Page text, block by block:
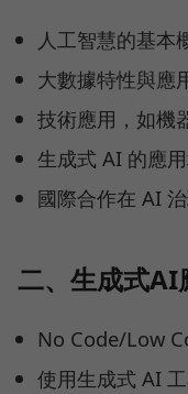
人工智慧的基本
大數據特性與應
技術應用，如機
生成式 AI 的應用
國際合作在 AI 治
二、生成式AI
No Code/Low
使用生成式 AI